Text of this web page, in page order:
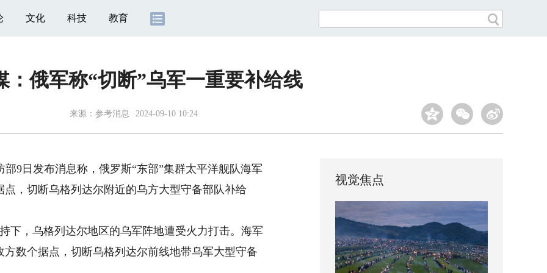
文化 科技 教育
：俄军称“切断”乌军一重要补给线
来源： 参考消息 2024-09-10 10:24
日发布消息称，俄罗斯“东部”集群太平洋舰队海军
，切断乌格列达尔附近的乌方大型守备部队补给
，乌格列达尔地区的乌军阵地遭受火力打击。海军
数个据点，切断乌格列达尔前线地带乌军大型守备
视觉焦点